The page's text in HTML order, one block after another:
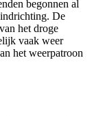
begonnen al
De
het droge
vaak weer
het weerpatroon